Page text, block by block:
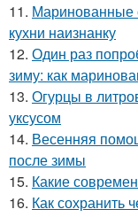
11. Маринованные
кухни наизнанку
12. Один раз
зиму: как
13. Огурцы в
уксусом
14. Весенняя
после зимы
15. Какие
16. Как сохранить